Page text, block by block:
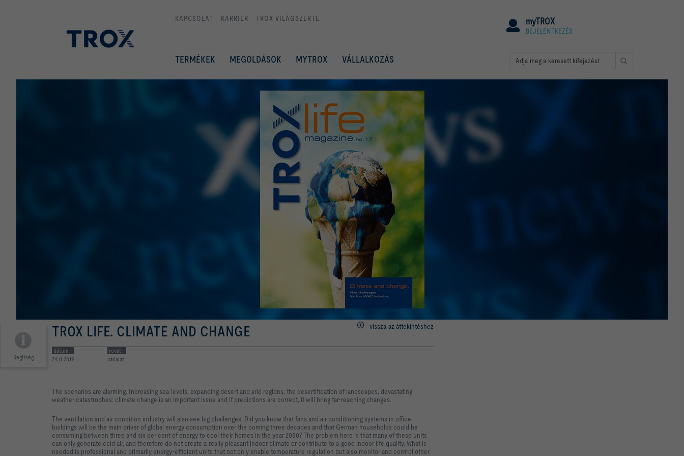
KAPCSOLAT KARRIER TROX VILÁGSZERTE myTROX
BEJELENTKEZÉS
TERMÉKEK MEGOLDÁSOK MYTROX VÁLLALKOZÁS
Segítség
TROX LIFE. CLIMATE AND CHANGE vissza az áttekintéshez
dátum
24.11.2019
rovat
vállalat
The scenarios are alarming. Increasing sea levels, expanding desert and arid regions, the desertification of landscapes, devastating
weather catastrophes: climate change is an important issue and if predictions are correct, it will bring far-reaching changes.
The ventilation and air condition industry will also see big challenges. Did you know that fans and air conditioning systems in office
buildings will be the main driver of global energy consumption over the coming three decades and that German households could be
consuming between three and six per cent of energy to cool their homes in the year 2050? The problem here is that many of these units
can only generate cold air, and therefore do not create a really pleasant indoor climate or contribute to a good indoor life quality. What is
needed is professional and primarily energy-efficient units that not only enable temperature regulation but also monitor and control other